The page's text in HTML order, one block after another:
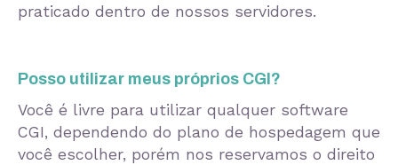
praticado dentro de nossos servidores.
Posso utilizar meus próprios CGI?
Você é livre para utilizar qualquer software
CGI, dependendo do plano de hospedagem que
você escolher, porém nos reservamos o direito